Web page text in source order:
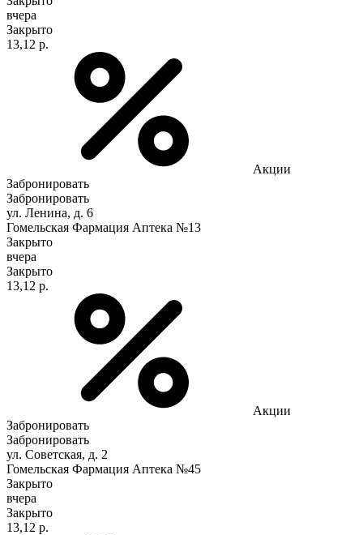
вчера
Закрыто
13,12 р.
Акции
Забронировать
Забронировать
ул. Ленина, д. 6
Гомельская Фармация Аптека №13
Закрыто
вчера
Закрыто
13,12 р.
Акции
Забронировать
Забронировать
ул. Советская, д. 2
Гомельская Фармация Аптека №45
Закрыто
вчера
Закрыто
13,12 р.